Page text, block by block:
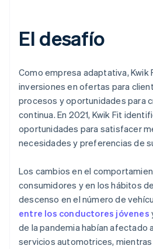
El desafío
Como empresa adaptativa,
inversiones en ofertas para
procesos y oportunidades para
continua. En 2021, Kwik Fit
oportunidades para satisfacer
necesidades y preferencias de
Los cambios en el
consumidores y en los hábitos
descenso en el número de
entre los conductores jóvenes
de la pandemia habían afectado
servicios automotrices,